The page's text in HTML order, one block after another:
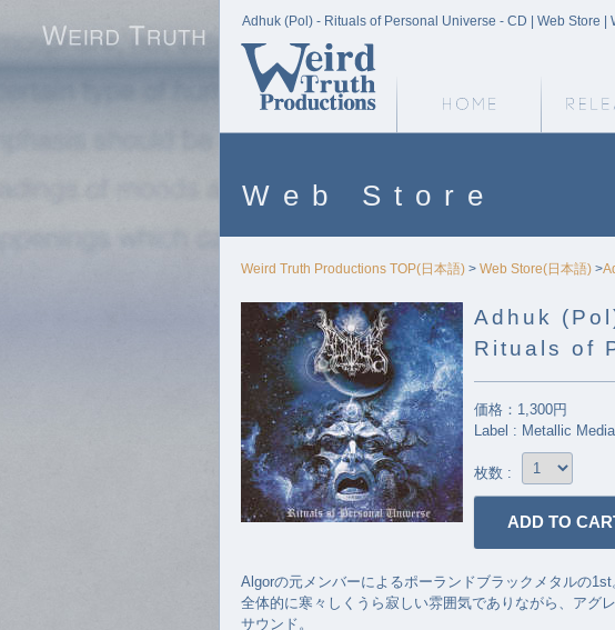
Adhuk (Pol) - Rituals of Personal Universe - CD | Web Store |
Web Store
Weird Truth Productions TOP(日本語) > Web Store(日本語) >
Adhuk
Rituals of
価格：1,300円
Label : Metallic Media
枚数 :
Algorの元メンバーによるポーランドブラックメタルの
全体的に寒々しくうら寂しい雰囲気でありながら、アグ
サウンド。